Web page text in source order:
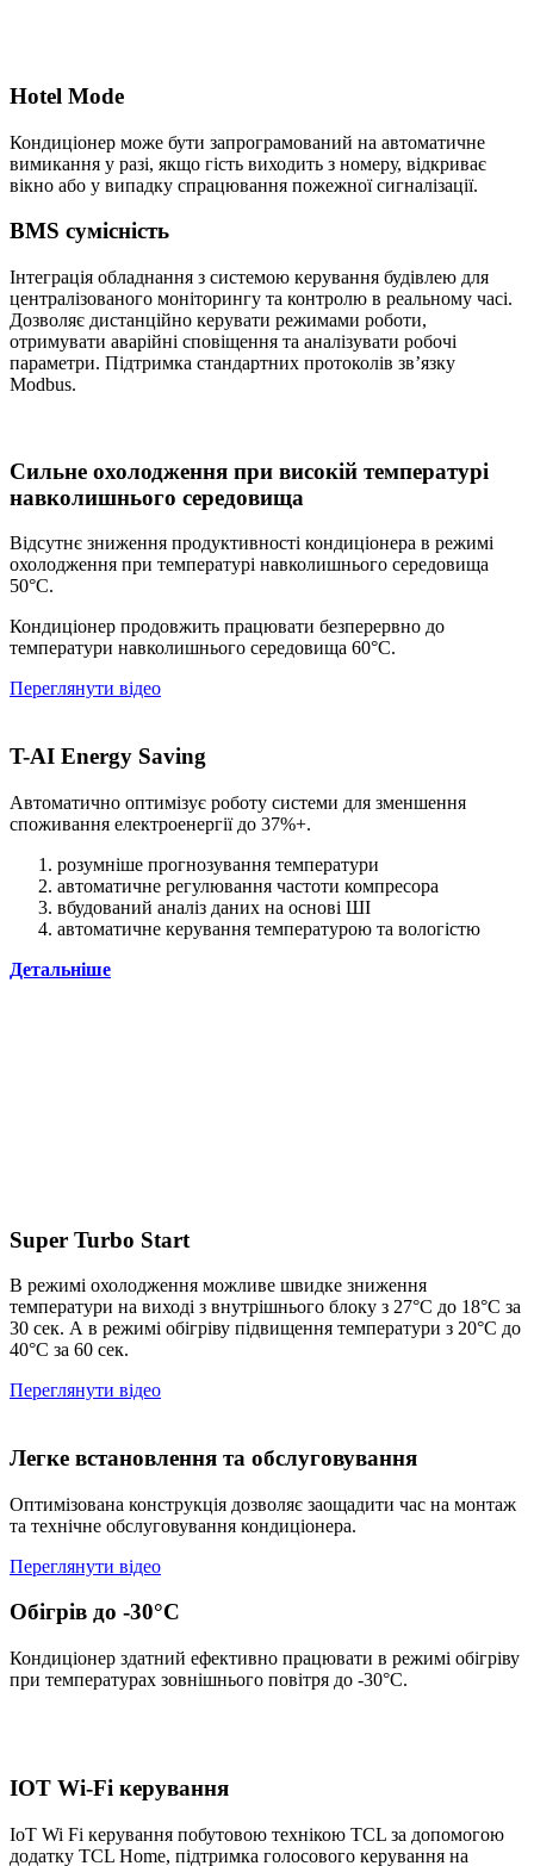
Hotel Mode
Кондиціонер може бути запрограмований на автоматичне
вимикання у разі, якщо гість виходить з номеру, відкриває
вікно або у випадку спрацювання пожежної сигналізації.
BMS сумісність
Інтеграція обладнання з системою керування будівлею для
централізованого моніторингу та контролю в реальному часі.
Дозволяє дистанційно керувати режимами роботи,
отримувати аварійні сповіщення та аналізувати робочі
параметри. Підтримка стандартних протоколів зв’язку
Modbus.
Сильне охолодження при високій температурі
навколишнього середовища
Відсутнє зниження продуктивності кондиціонера в режимі
охолодження при температурі навколишнього середовища
50°C.
Кондиціонер продовжить працювати безперервно до
температури навколишнього середовища 60°C.
Переглянути відео
T-AI Energy Saving
Автоматично оптимізує роботу системи для зменшення
споживання електроенергії до 37%+.
розумніше прогнозування температури
автоматичне регулювання частоти компресора
вбудований аналіз даних на основі ШІ
автоматичне керування температурою та вологістю
Детальніше
Super Turbo Start
В режимi охолодження можливе швидке зниження
температури на виходi з внутрiшнього блоку з 27°С до 18°С за
30 сек. А в режимi обiгрiву пiдвищення температури з 20°С до
40°С за 60 сек.
Переглянути відео
Легке встановлення та обслуговування
Оптимізована конструкція дозволяє заощадити час на монтаж
та технічне обслуговування кондиціонера.
Переглянути відео
Обігрів до -30°С
Кондиціонер здатний ефективно працювати в режимі обігріву
при температурах зовнішнього повітря до -30°С.
IOT Wi-Fi керування
IoT Wi Fi керування побутовою технікою TCL за допомогою
додатку TCL Home, підтримка голосового керування на